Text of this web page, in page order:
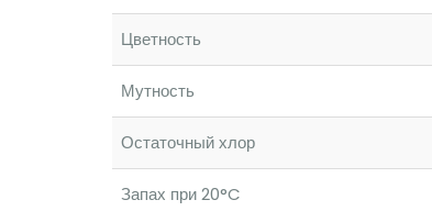
Цветность
Мутность
Остаточный хлор
Запах при 20°C